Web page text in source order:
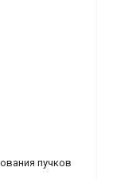
пучков